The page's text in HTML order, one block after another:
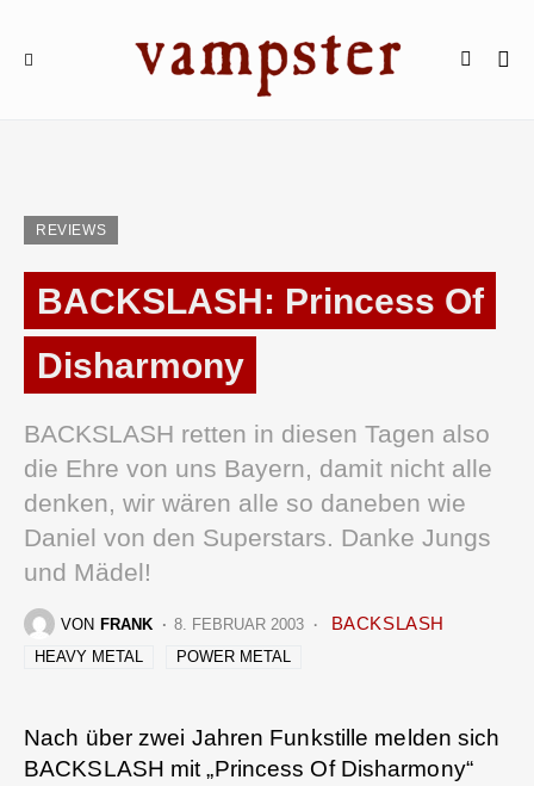
REVIEWS
BACKSLASH: Princess Of
Disharmony
BACKSLASH retten in diesen Tagen also
die Ehre von uns Bayern, damit nicht alle
denken, wir wären alle so daneben wie
Daniel von den Superstars. Danke Jungs
und Mädel!
VON FRANK 8. FEBRUAR 2003 BACKSLASH
HEAVY METAL POWER METAL
Nach über zwei Jahren Funkstille melden sich
BACKSLASH mit „Princess Of Disharmony“